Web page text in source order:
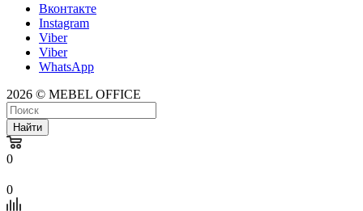
Вконтакте
Instagram
Viber
Viber
WhatsApp
2026 © MEBEL OFFICE
Найти
0
0